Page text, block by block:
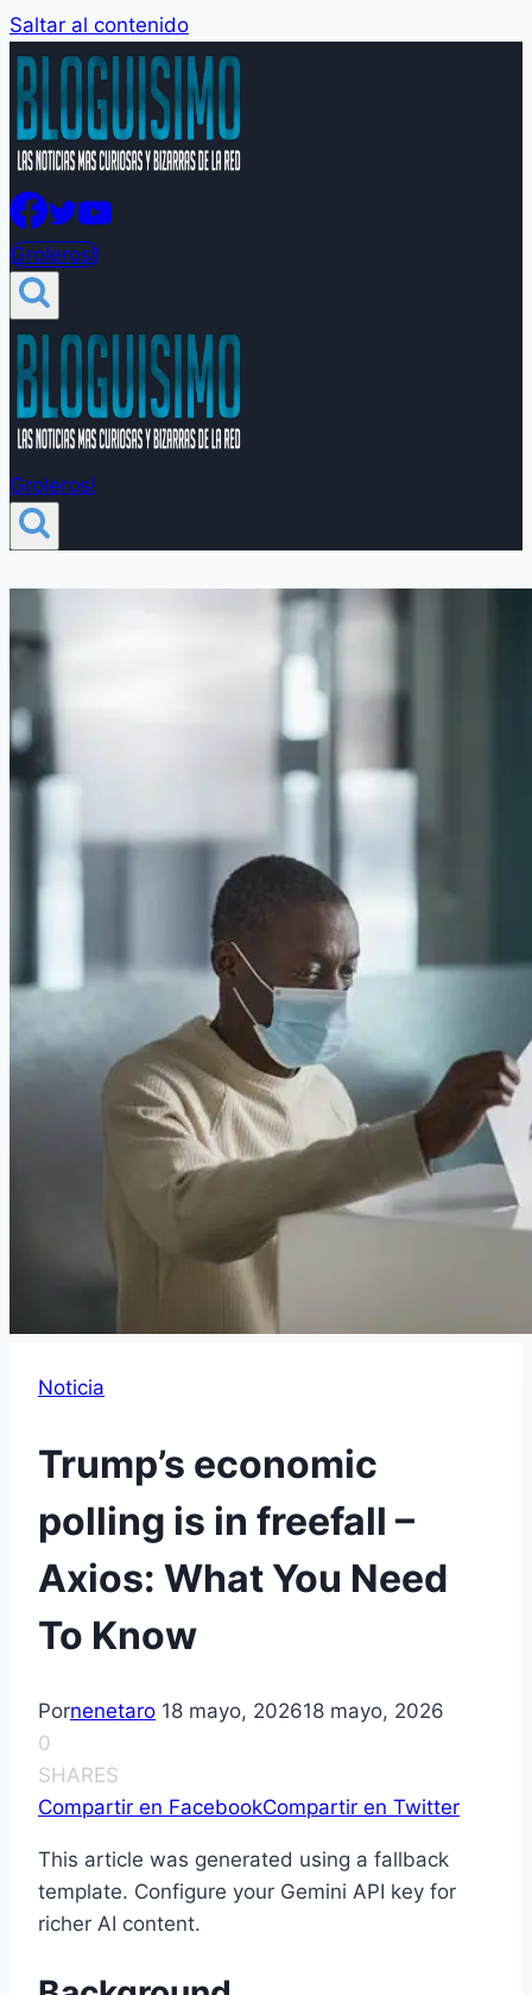
Saltar al contenido
Groleros!
Groleros!
Noticia
Trump’s economic
polling is in freefall –
Axios: What You Need
To Know
Pornenetaro 18 mayo, 202618 mayo, 2026
0
SHARES
Compartir en FacebookCompartir en Twitter
This article was generated using a fallback
template. Configure your Gemini API key for
richer AI content.